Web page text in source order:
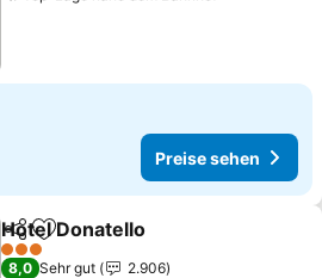
Preise sehen
TeilenZu Favoriten hinzufügen
Hotel Donatello
3 Sterne
8,0 Sehr gut
2.906